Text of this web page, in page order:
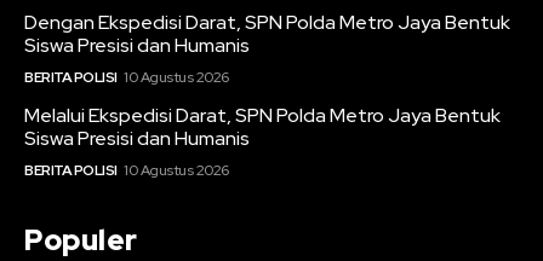
Dengan Ekspedisi Darat, SPN Polda Metro Jaya Bentuk
Siswa Presisi dan Humanis
BERITA POLISI 10 Agustus 2026
Melalui Ekspedisi Darat, SPN Polda Metro Jaya Bentuk
Siswa Presisi dan Humanis
BERITA POLISI 10 Agustus 2026
Populer